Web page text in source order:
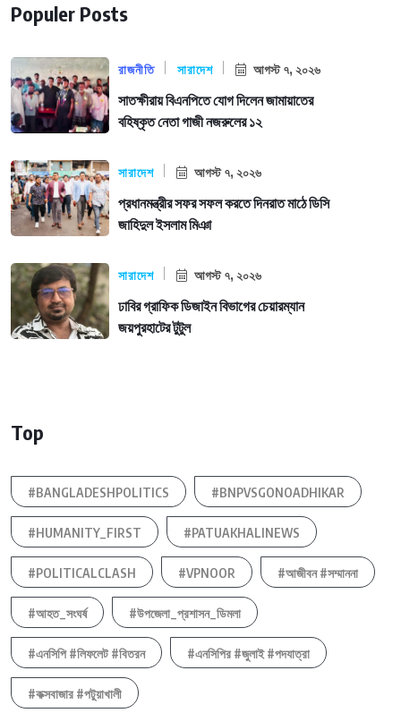
Populer Posts
রাজনীতি সারাদেশ আগস্ট ৭, ২০২৬
সাতক্ষীরায় বিএনপিতে যোগ দিলেন জামায়াতের
বহিষ্কৃত নেতা গাজী নজরুলের ১২
সারাদেশ আগস্ট ৭, ২০২৬
প্রধানমন্ত্রীর সফর সফল করতে দিনরাত মাঠে ডিসি
জাহিদুল ইসলাম মিঞা
সারাদেশ আগস্ট ৭, ২০২৬
ঢাবির গ্রাফিক ডিজাইন বিভাগের চেয়ারম্যান
জয়পুরহাটের টুটুল
Top
#BANGLADESHPOLITICS #BNPVSGONOADHIKAR
#HUMANITY_FIRST #PATUAKHALINEWS
#POLITICALCLASH #VPNOOR #আজীবন #সম্মাননা
#আহত_সংঘর্ষ #উপজেলা_প্রশাসন_ডিমলা
#এনসিপি #লিফলেট #বিতরন #এনসিপির #জুলাই #পদযাত্রা
#কক্সবাজার #পটুয়াখালী